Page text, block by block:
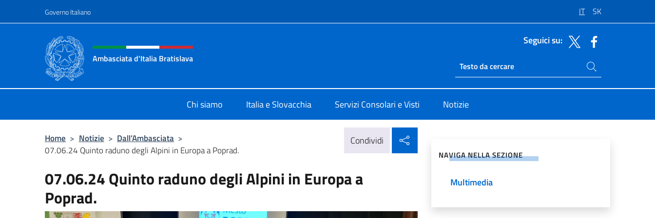
Governo Italiano IT SK
Intestazione sito, social e menù
Ambasciata d'Italia Bratislava
Seguici su:
Ricerca sito live
Cerca nel sito
Chi siamo Italia e Slovacchia Servizi Consolari e Visti Notizie
Home > Notizie > Dall’Ambasciata >
07.06.24 Quinto raduno degli Alpini in Europa a Poprad.
Condividi
07.06.24 Quinto raduno degli Alpini in Europa a
Poprad.
NAVIGA NELLA SEZIONE
Multimedia